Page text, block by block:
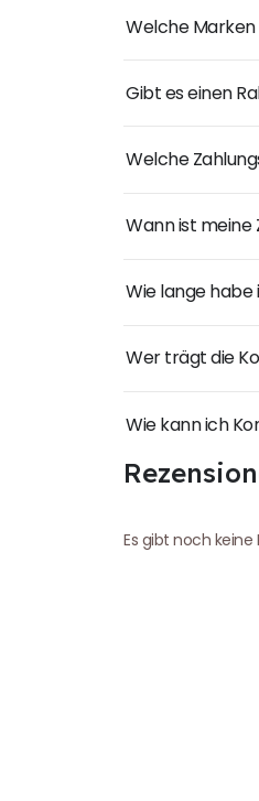
Welche Marken
Gibt es einen
Welche
Wann ist meine
Wie lange
Wer trägt die
Wie kann ich
Es gibt noch keine